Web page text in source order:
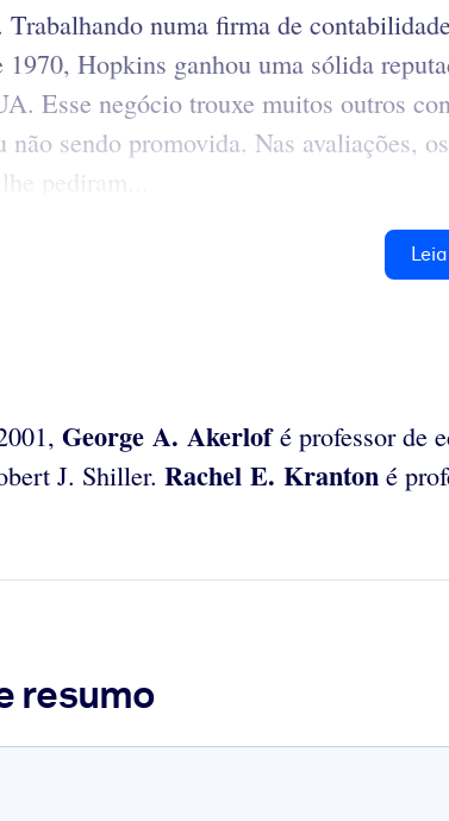
numa firma de
1970, Hopkins ganhou uma sólida
Esse negócio trouxe muitos outros
sendo promovida. Nas avaliações,
pediram...
George A. Akerlofé professor de
J. Shiller. Rachel E. Kranton é
resumo